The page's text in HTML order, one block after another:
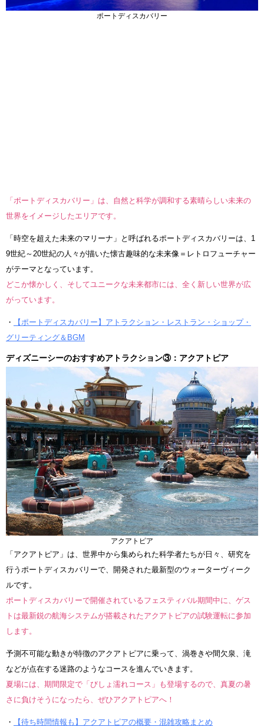
ポートディスカバリー
「ポートディスカバリー」は、自然と科学が調和する素晴らしい未来の
世界をイメージしたエリアです。
「時空を超えた未来のマリーナ」と呼ばれるポートディスカバリーは、1
9世紀～20世紀の人々が描いた懐古趣味的な未来像＝レトロフューチャー
がテーマとなっています。
どこか懐かしく、そしてユニークな未来都市には、全く新しい世界が広
がっています。
・
【ポートディスカバリー】アトラクション・レストラン・ショップ・
グリーティング＆BGM
ディズニーシーのおすすめアトラクション③：アクアトピア
アクアトピア
「アクアトピア」は、世界中から集められた科学者たちが日々、研究を
行うポートディスカバリーで、開発された最新型のウォーターヴィーク
ルです。
ポートディスカバリーで開催されているフェスティバル期間中に、ゲス
トは最新鋭の航海システムが搭載されたアクアトピアの試験運転に参加
します。
予測不可能な動きが特徴のアクアトピアに乗って、渦巻きや間欠泉、滝
などが点在する迷路のようなコースを進んでいきます。
夏場には、期間限定で「びしょ濡れコース」も登場するので、真夏の暑
さに負けそうになったら、ぜひアクアトピアへ！
・ 【待ち時間情報も】アクアトピアの概要・混雑攻略まとめ